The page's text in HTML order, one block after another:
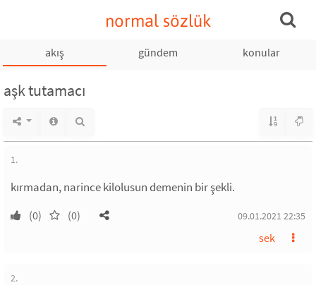
normal sözlük
akış gündem konular
aşk tutamacı
1.
kırmadan, narince kilolusun demenin bir şekli.
(0) (0) 09.01.2021 22:35
sek
2.